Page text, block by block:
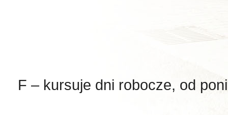
F – kursuje dni robocze, od